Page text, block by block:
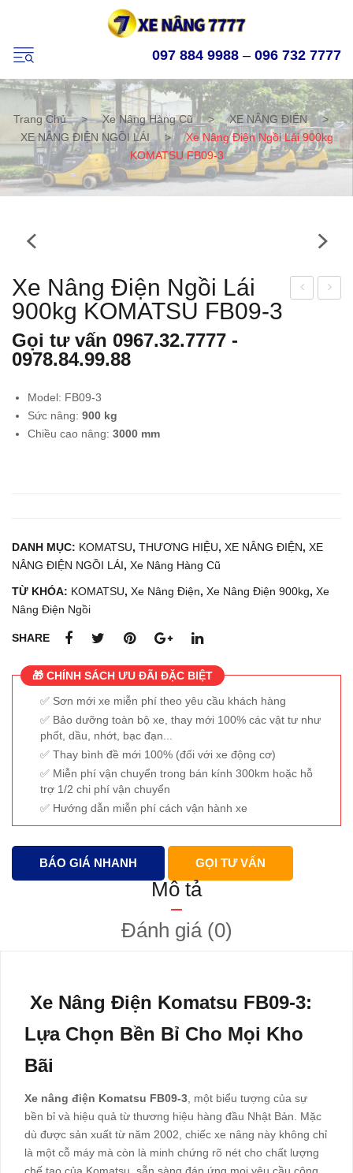
097 884 9988 – 096 732 7777
Trang Chủ > Xe Nâng Hàng Cũ > XE NÂNG ĐIỆN
>
XE NÂNG ĐIỆN NGỒI LÁI
>
Xe Nâng Điện Ngồi Lái 900kg
KOMATSU FB09-3
FB2
12
Xe Nâng Điện Ngồi Lái
900kg KOMATSU FB09-3
Gọi tư vấn 0967.32.7777 -
0978.84.99.88
Model: FB09-3
Sức nâng: 900 kg
Chiều cao nâng: 3000 mm
DANH MỤC: KOMATSU, THƯƠNG HIỆU, XE NÂNG ĐIỆN, XE
NÂNG ĐIỆN NGỒI LÁI, Xe Nâng Hàng Cũ
TỪ KHÓA: KOMATSU, Xe Nâng Điện, Xe Nâng Điện 900kg, Xe
Nâng Điện Ngồi
SHARE
🎁 CHÍNH SÁCH ƯU ĐÃI ĐẶC BIỆT
Sơn mới xe miễn phí theo yêu cầu khách hàng
Bảo dưỡng toàn bộ xe, thay mới 100% các vật tư như
phốt, dầu, nhớt, bạc đạn...
Thay bình đề mới 100% (đối với xe động cơ)
Miễn phí vận chuyển trong bán kính 300km hoặc hỗ
trợ 1/2 chi phí vận chuyển
Hướng dẫn miễn phí cách vận hành xe
BÁO GIÁ NHANH GỌI TƯ VẤN
Mô tả
Đánh giá (0)
Xe Nâng Điện Komatsu FB09-3:
Lựa Chọn Bền Bỉ Cho Mọi Kho
Bãi
Xe nâng điện Komatsu FB09-3 , một biểu tượng của sự
bền bỉ và hiệu quả từ thương hiệu hàng đầu Nhật Bản. Mặc
dù được sản xuất từ năm 2002, chiếc xe nâng này không chỉ
là một cỗ máy mà còn là minh chứng rõ nét cho chất lượng
chế tạo của Komatsu, sẵn sàng đáp ứng mọi yêu cầu công